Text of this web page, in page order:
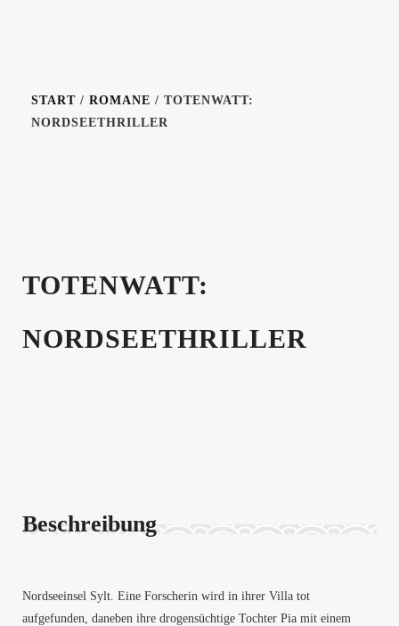
START / ROMANE / TOTENWATT:
NORDSEETHRILLER
TOTENWATT:
NORDSEETHRILLER
Beschreibung
Nordseeinsel Sylt. Eine Forscherin wird in ihrer Villa tot
aufgefunden, daneben ihre drogensüchtige Tochter Pia mit einem